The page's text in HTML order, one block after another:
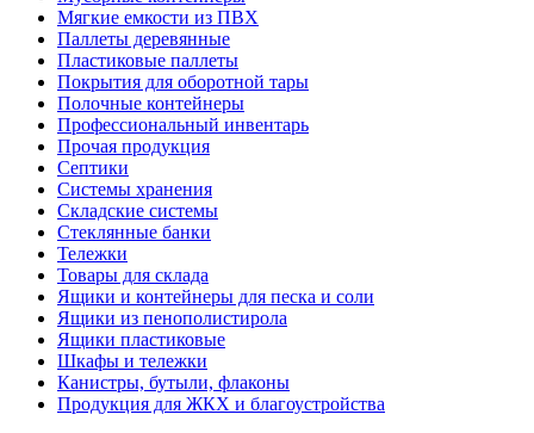
Мягкие емкости из ПВХ
Паллеты деревянные
Пластиковые паллеты
Покрытия для оборотной тары
Полочные контейнеры
Профессиональный инвентарь
Прочая продукция
Септики
Системы хранения
Складские системы
Стеклянные банки
Тележки
Товары для склада
Ящики и контейнеры для песка и соли
Ящики из пенополистирола
Ящики пластиковые
Шкафы и тележки
Канистры, бутыли, флаконы
Продукция для ЖКХ и благоустройства